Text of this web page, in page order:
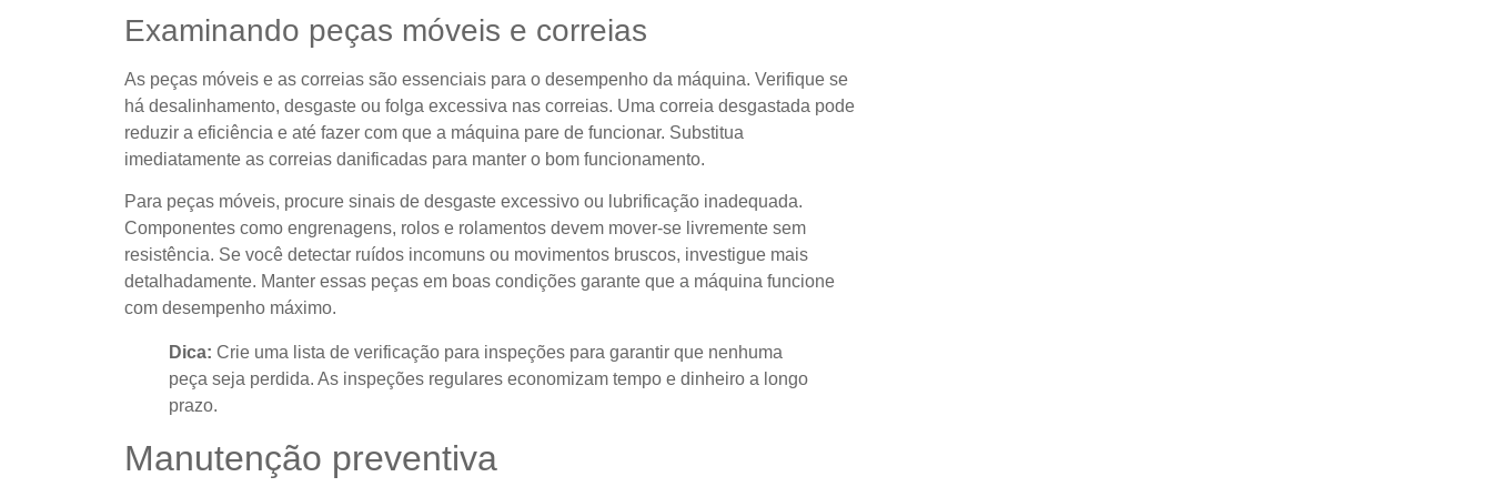
Examinando peças móveis e correias
As peças móveis e as correias são essenciais para o desempenho da máquina. Verifique se
há desalinhamento, desgaste ou folga excessiva nas correias. Uma correia desgastada pode
reduzir a eficiência e até fazer com que a máquina pare de funcionar. Substitua
imediatamente as correias danificadas para manter o bom funcionamento.
Para peças móveis, procure sinais de desgaste excessivo ou lubrificação inadequada.
Componentes como engrenagens, rolos e rolamentos devem mover-se livremente sem
resistência. Se você detectar ruídos incomuns ou movimentos bruscos, investigue mais
detalhadamente. Manter essas peças em boas condições garante que a máquina funcione
com desempenho máximo.
Dica: Crie uma lista de verificação para inspeções para garantir que nenhuma
peça seja perdida. As inspeções regulares economizam tempo e dinheiro a longo
prazo.
Manutenção preventiva